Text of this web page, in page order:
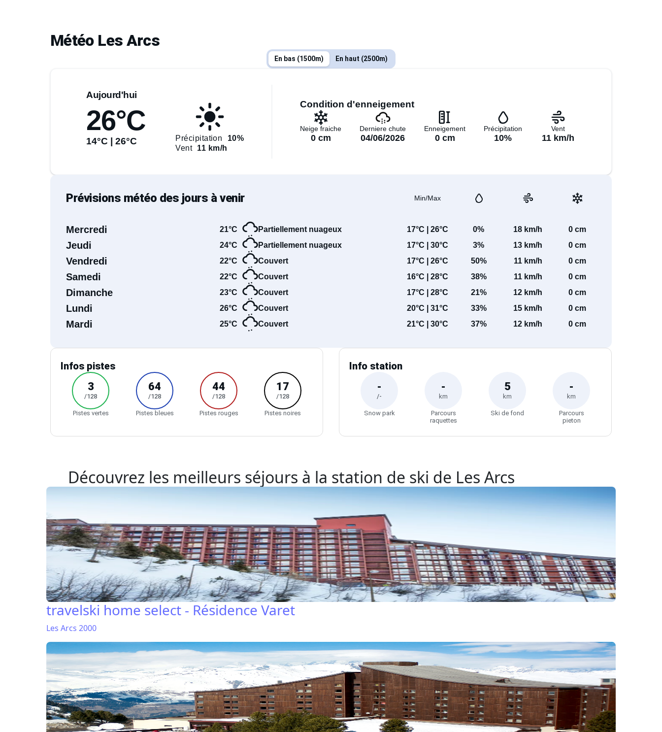
Météo Les Arcs
En bas (1500m) En haut (2500m)
Aujourd'hui
26°C
14°C | 26°C Précipitation
10%
Vent
11 km/h
Condition d'enneigement
Neige fraiche
0 cm
Derniere chute
04/06/2026
Enneigement
0 cm
Précipitation
10%
Vent
11 km/h
Prévisions météo des jours à venir Min/Max
Mercredi 21°C Partiellement nuageux 17°C | 26°C 0% 18 km/h 0 cm
Jeudi 24°C Partiellement nuageux 17°C | 30°C 3% 13 km/h 0 cm
Vendredi 22°C Couvert 17°C | 26°C 50% 11 km/h 0 cm
Samedi 22°C Couvert 16°C | 28°C 38% 11 km/h 0 cm
Dimanche 23°C Couvert 17°C | 28°C 21% 12 km/h 0 cm
Lundi 26°C Couvert 20°C | 31°C 33% 15 km/h 0 cm
Mardi 25°C Couvert 21°C | 30°C 37% 12 km/h 0 cm
Infos pistes
3
/128
Pistes vertes
64
/128
Pistes bleues
44
/128
Pistes rouges
17
/128
Pistes noires
Info station
-
/-
Snow park
-
km
Parcours
raquettes
5
km
Ski de fond
-
km
Parcours
pieton
Découvrez les meilleurs séjours à la station de ski de Les Arcs
travelski home select - Résidence Varet
Les Arcs 2000